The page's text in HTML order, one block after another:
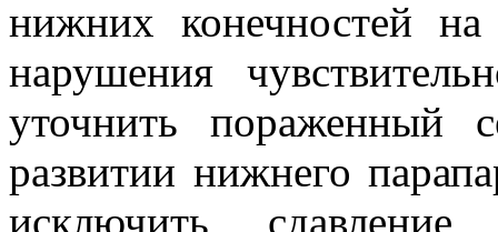
нижних конечностей
нарушения
уточнить пораженный
развитии нижнего
исключить